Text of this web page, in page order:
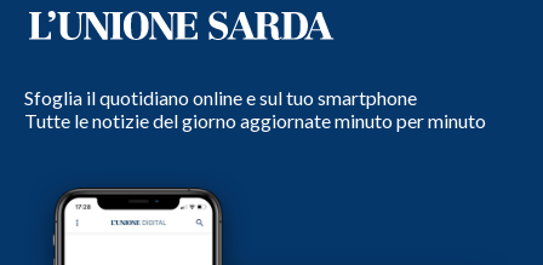
Sfoglia il quotidiano online e sul tuo smartphone
Tutte le notizie del giorno aggiornate minuto per minuto